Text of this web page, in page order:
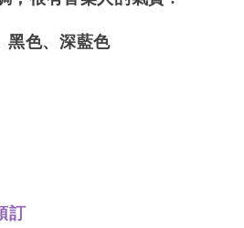
黑色、深藍色
訂